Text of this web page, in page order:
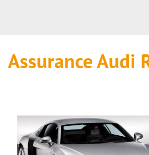
Assurance Audi